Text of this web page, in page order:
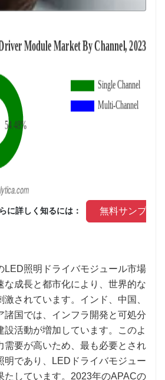
に詳しく知るには： 無料サンプル
LED照明ドライバモジュール市場
な成長と都市化により、世界的な
激されています。インド、中国、
諸国では、インフラ開発と可処分
設活動が増加しています。このよ
需要が高いため、最も必要とされ
明であり、LEDドライバモジュー
たしています。2023年のAPACの